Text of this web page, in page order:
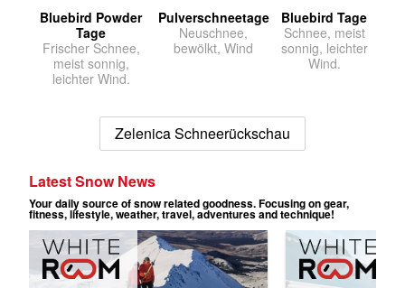
Bluebird Powder
Tage
Frischer Schnee,
meist sonnig,
leichter Wind.
Pulverschneetage
Neuschnee,
bewölkt, Wind
Bluebird Tage
Schnee, meist
sonnig, leichter
Wind.
Zelenica Schneerückschau